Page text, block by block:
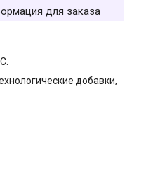
для заказа
добавки,